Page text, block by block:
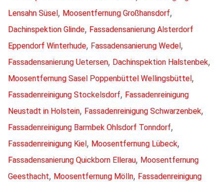
Lensahn Süsel, Moosentfernung Großhansdorf,
Dachinspektion Glinde, Fassadensanierung Alsterdorf
Eppendorf Winterhude, Fassadensanierung Wedel,
Fassadensanierung Uetersen, Dachinspektion Halstenbek,
Moosentfernung Sasel Poppenbüttel Wellingsbüttel,
Fassadenreinigung Stockelsdorf, Fassadenreinigung
Neustadt in Holstein, Fassadenreinigung Schwarzenbek,
Fassadenreinigung Barmbek Ohlsdorf Tonndorf,
Fassadenreinigung Kiel, Moosentfernung Lübeck,
Fassadensanierung Quickborn Ellerau, Moosentfernung
Geesthacht, Moosentfernung Mölln, Fassadenreinigung